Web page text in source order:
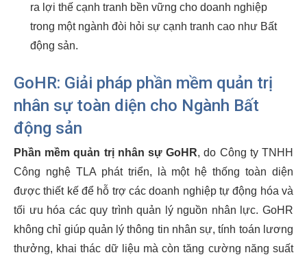
ra lợi thế cạnh tranh bền vững cho doanh nghiệp
trong một ngành đòi hỏi sự cạnh tranh cao như Bất
động sản.
GoHR: Giải pháp phần mềm quản trị
nhân sự toàn diện cho Ngành Bất
động sản
Phần mềm quản trị nhân sự GoHR, do Công ty TNHH
Công nghệ TLA phát triển, là một hệ thống toàn diện
được thiết kế để hỗ trợ các doanh nghiệp tự động hóa và
tối ưu hóa các quy trình quản lý nguồn nhân lực. GoHR
không chỉ giúp quản lý thông tin nhân sự, tính toán lương
thưởng, khai thác dữ liệu mà còn tăng cường năng suất